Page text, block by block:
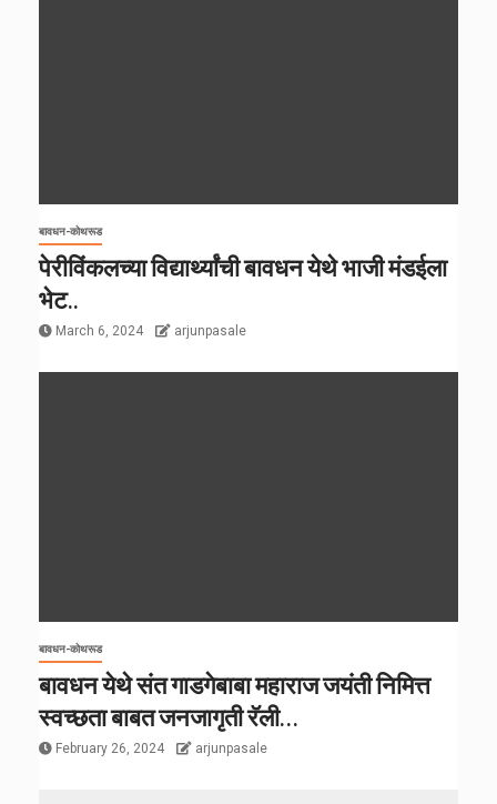
बावधन-कोथरूड
पेरीविंकलच्या विद्यार्थ्यांची बावधन येथे भाजी मंडईला
भेट..
March 6, 2024 arjunpasale
बावधन-कोथरूड
बावधन येथे संत गाडगेबाबा महाराज जयंती निमित्त
स्वच्छता बाबत जनजागृती रॅली…
February 26, 2024 arjunpasale